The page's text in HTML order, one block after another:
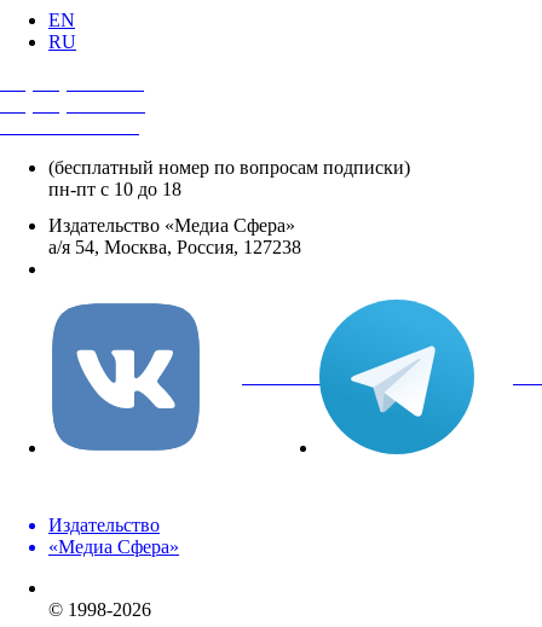
EN
RU
(бесплатный номер по вопросам подписки)
пн-пт с 10 до 18
Издательство «Медиа Сфера»
а/я 54, Москва, Россия, 127238
вКонтакте
Издательство
«Медиа Сфера»
© 1998-2026